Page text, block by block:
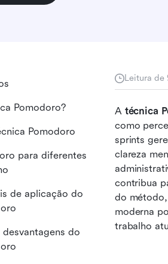
Leitura de
A técnica
como
sprints
clareza
contribua
do
moderna
trabalho
Pomodoro?
Pomodoro
para diferentes
de aplicação do
do